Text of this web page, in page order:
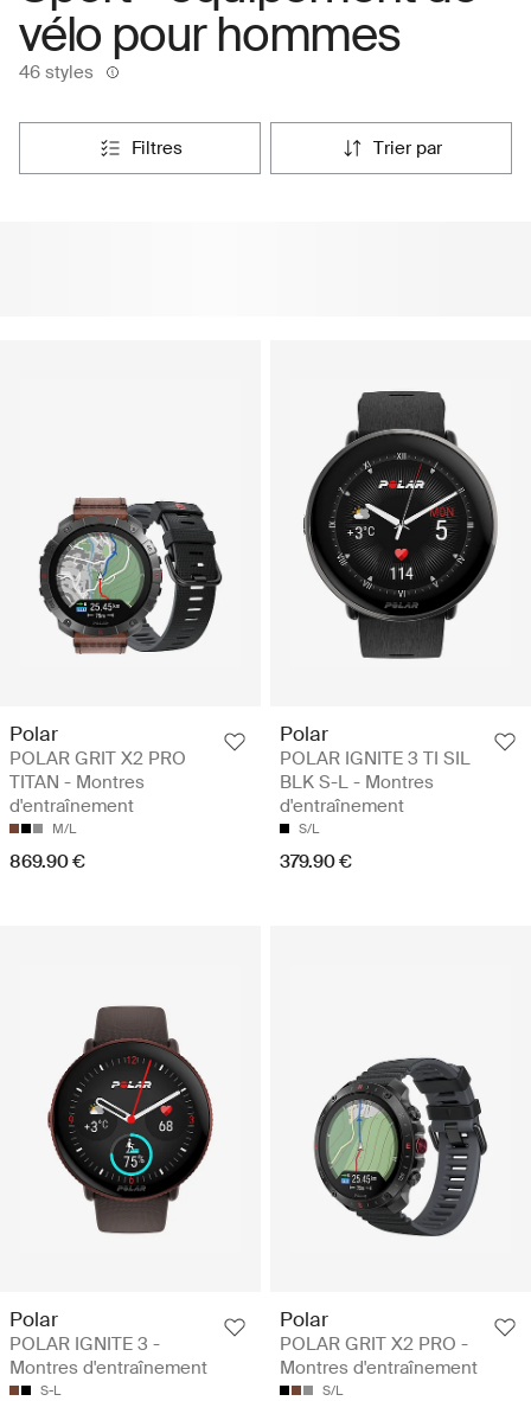
vélo pour hommes
46 styles
filtres trier par
Polar
POLAR GRIT X2 PRO
TITAN - Montres
d'entraînement
M/L
869.90 €
Polar
POLAR IGNITE 3 TI SIL
BLK S-L - Montres
d'entraînement
S/L
379.90 €
Polar
POLAR IGNITE 3 -
Montres d'entraînement
S-L
Polar
POLAR GRIT X2 PRO -
Montres d'entraînement
S/L